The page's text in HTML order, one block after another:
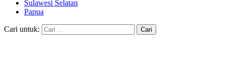
Sulawesi Selatan
Papua
Cari untuk: